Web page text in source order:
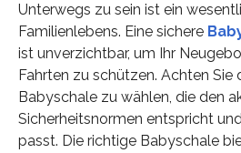
Unterwegs zu sein ist ein
Familienlebens. Eine sichere
ist unverzichtbar, um Ihr
Fahrten zu schützen. Achten Sie
Babyschale zu wählen, die den
Sicherheitsnormen entspricht
passt. Die richtige Babyschale